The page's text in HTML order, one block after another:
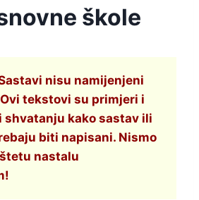
škole
nisu namijenjeni
tekstovi su primjeri i
shvatanju kako sastav ili
biti napisani. Nismo
nastalu